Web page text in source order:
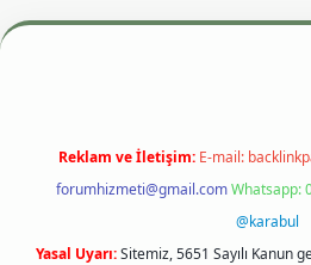
adresibetexper.xyzm elexbet
Reklam ve İletişim: E-mail:
forumhizmeti@gmail.comWhatsapp:
@karabul
Yasal Uyarı:Sitemiz, 5651 Sayılı Kanun